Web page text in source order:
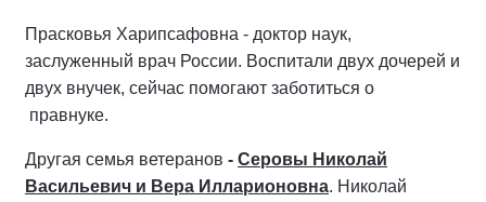
Прасковья Харипсафовна - доктор наук,
заслуженный врач России. Воспитали двух дочерей и
двух внучек, сейчас помогают заботиться о
правнуке.
Другая семья ветеранов - Серовы Николай
Васильевич и Вера Илларионовна. Николай